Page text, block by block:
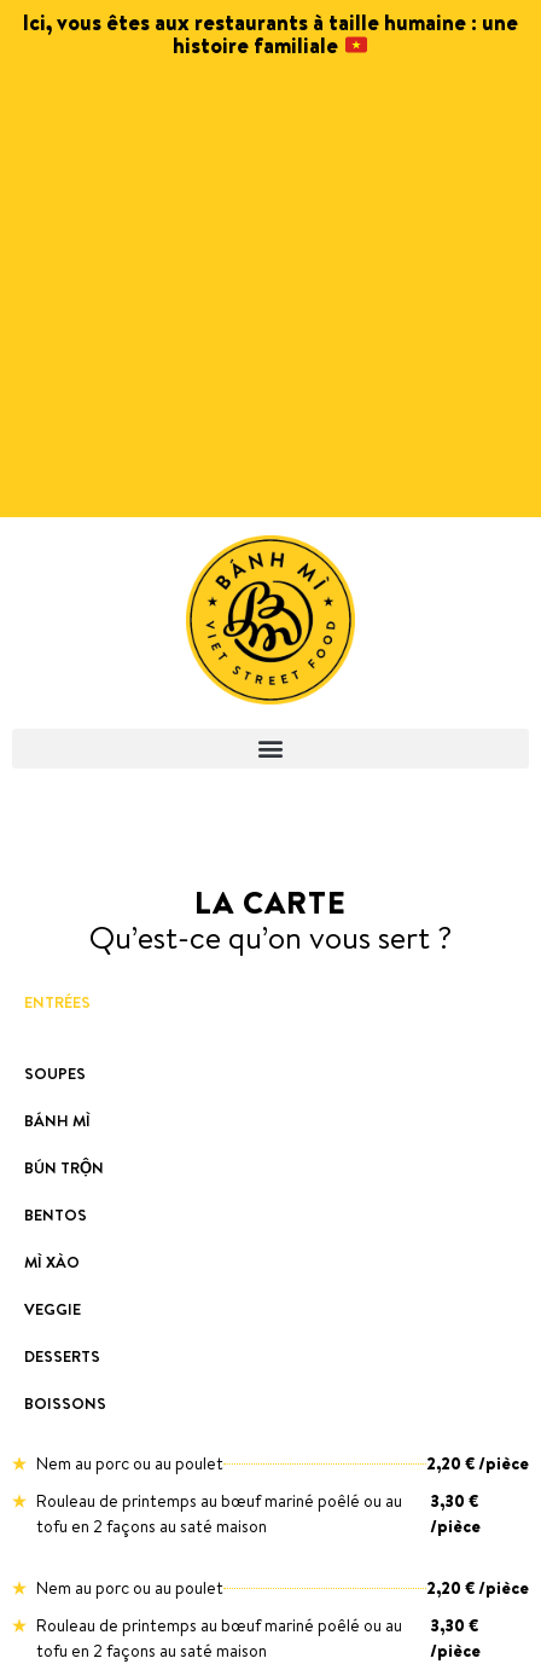
Ici, vous êtes aux restaurants à taille humaine : une
histoire familiale
LA CARTE
Qu’est-ce qu’on vous sert ?
ENTRÉES
SOUPES
BÁNH MÌ
BÚN TRỘN
BENTOS
MÌ XÀO
VEGGIE
DESSERTS
BOISSONS
Nem au porc ou au poulet
2,20 € /pièce
Rouleau de printemps au bœuf mariné poêlé ou au
tofu en 2 façons au saté maison
3,30 €
/pièce
Nem au porc ou au poulet
2,20 € /pièce
Rouleau de printemps au bœuf mariné poêlé ou au
tofu en 2 façons au saté maison
3,30 €
/pièce